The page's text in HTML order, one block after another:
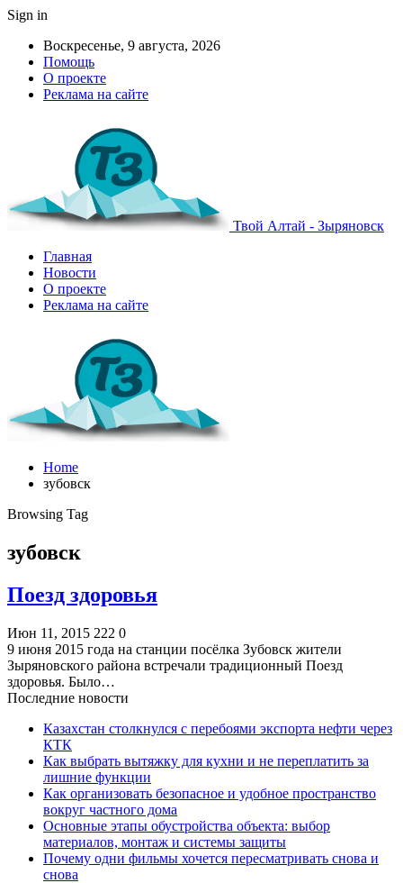
Sign in
Воскресенье, 9 августа, 2026
Помощь
О проекте
Реклама на сайте
Твой Алтай - Зыряновск
Главная
Новости
О проекте
Реклама на сайте
Home
зубовск
Browsing Tag
зубовск
Поезд здоровья
Июн 11, 2015 222 0
9 июня 2015 года на станции посёлка Зубовск жители
Зыряновского района встречали традиционный Поезд
здоровья. Было…
Последние новости
Казахстан столкнулся с перебоями экспорта нефти через
КТК
Как выбрать вытяжку для кухни и не переплатить за
лишние функции
Как организовать безопасное и удобное пространство
вокруг частного дома
Основные этапы обустройства объекта: выбор
материалов, монтаж и системы защиты
Почему одни фильмы хочется пересматривать снова и
снова